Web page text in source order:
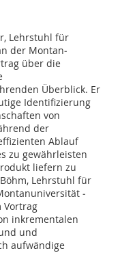
Lehr­stuhl für
der Montan­
über die
Überblick. Er
Identifizierung
von
der
Ablauf
zu gewährleisten
liefern zu
Lehrstuhl für
Vortrag
inkrementalen
und
aufwändige